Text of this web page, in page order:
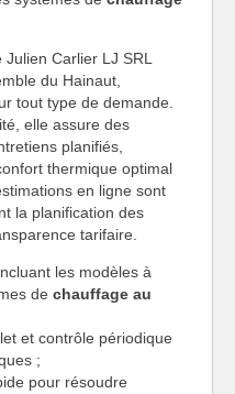
Carlier LJ SRL
du Hainaut,
tout type de demande.
elle assure des
planifiés,
thermique optimal
en ligne sont
la planification des
tarifaire.
les modèles à
de chauffage au
et contrôle périodique
;
pour résoudre